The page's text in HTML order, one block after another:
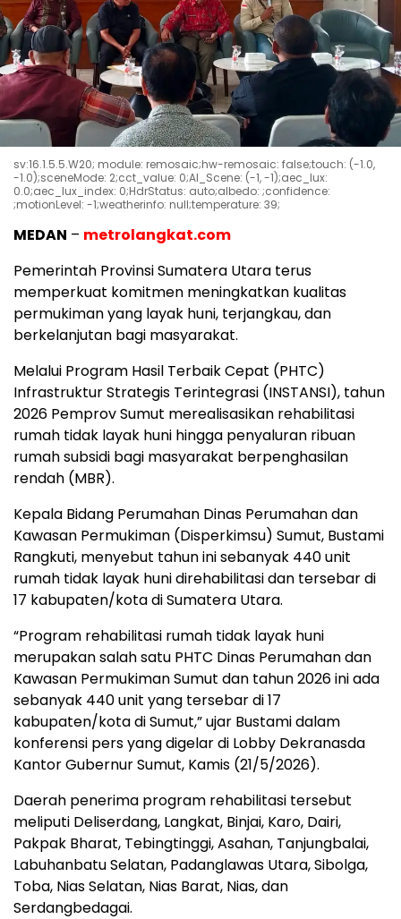
sv:16.1.5.5.W20; module: remosaic;hw-remosaic: false;touch: (-1.0,
-1.0);sceneMode: 2;cct_value: 0;AI_Scene: (-1, -1);aec_lux:
0.0;aec_lux_index: 0;HdrStatus: auto;albedo: ;confidence:
;motionLevel: -1;weatherinfo: null;temperature: 39;
MEDAN – metrolangkat.com
Pemerintah Provinsi Sumatera Utara terus
memperkuat komitmen meningkatkan kualitas
permukiman yang layak huni, terjangkau, dan
berkelanjutan bagi masyarakat.
Melalui Program Hasil Terbaik Cepat (PHTC)
Infrastruktur Strategis Terintegrasi (INSTANSI), tahun
2026 Pemprov Sumut merealisasikan rehabilitasi
rumah tidak layak huni hingga penyaluran ribuan
rumah subsidi bagi masyarakat berpenghasilan
rendah (MBR).
Kepala Bidang Perumahan Dinas Perumahan dan
Kawasan Permukiman (Disperkimsu) Sumut, Bustami
Rangkuti, menyebut tahun ini sebanyak 440 unit
rumah tidak layak huni direhabilitasi dan tersebar di
17 kabupaten/kota di Sumatera Utara.
“Program rehabilitasi rumah tidak layak huni
merupakan salah satu PHTC Dinas Perumahan dan
Kawasan Permukiman Sumut dan tahun 2026 ini ada
sebanyak 440 unit yang tersebar di 17
kabupaten/kota di Sumut,” ujar Bustami dalam
konferensi pers yang digelar di Lobby Dekranasda
Kantor Gubernur Sumut, Kamis (21/5/2026).
Daerah penerima program rehabilitasi tersebut
meliputi Deliserdang, Langkat, Binjai, Karo, Dairi,
Pakpak Bharat, Tebingtinggi, Asahan, Tanjungbalai,
Labuhanbatu Selatan, Padanglawas Utara, Sibolga,
Toba, Nias Selatan, Nias Barat, Nias, dan
Serdangbedagai.